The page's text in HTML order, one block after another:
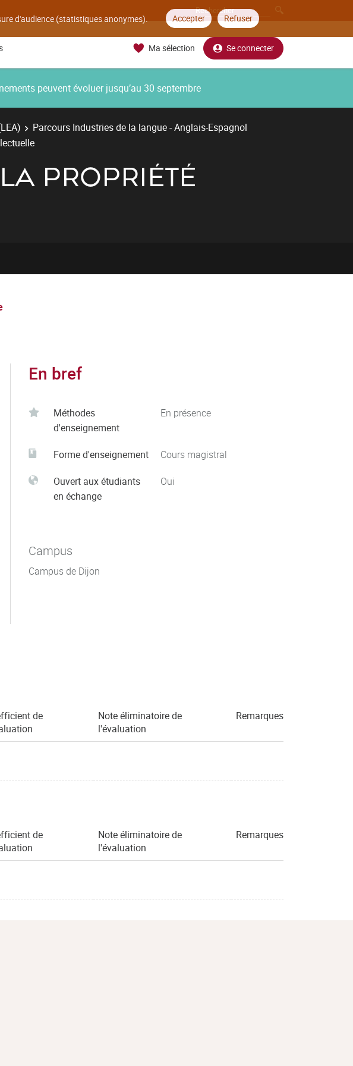
d'audience (statistiques anonymes). Accepter Refuser
Ma sélection Se connecter
peuvent évoluer jusqu’au 30 septembre
Parcours Industries de la langue - Anglais-Espagnol
PROPRIÉTÉ
En bref
Méthodes
d'enseignement
En présence
Forme d'enseignement Cours magistral
Ouvert aux étudiants
en échange
Oui
Campus
Campus de Dijon
de
Note éliminatoire de
l'évaluation
Remarques
de
Note éliminatoire de
l'évaluation
Remarques